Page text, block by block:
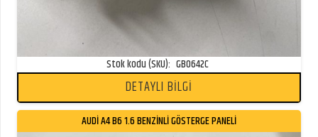
Stok kodu (SKU): GB0642C
DETAYLI BİLGİ
AUDİ A4 B6 1.6 BENZİNLİ GÖSTERGE PANELİ